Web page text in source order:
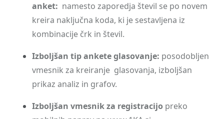
anket: namesto zaporedja števil se po novem
kreira naključna koda, ki je sestavljena iz
kombinacije črk in števil.
Izboljšan tip ankete glasovanje: posodobljen
vmesnik za kreiranje glasovanja, izboljšan
prikaz analiz in grafov.
Izboljšan vmesnik za registracijo preko